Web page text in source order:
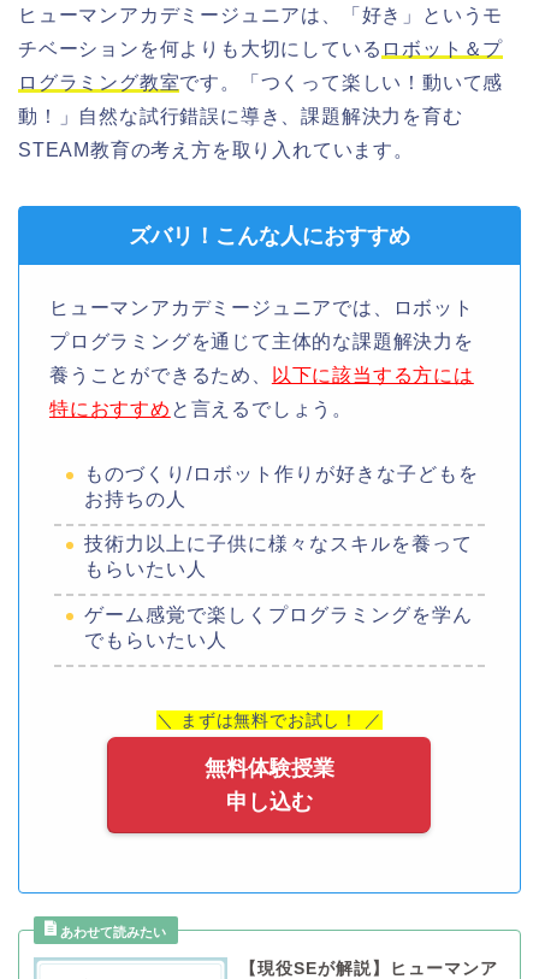
ヒューマンアカデミージュニアは、「好き」というモ
チベーションを何よりも大切にしている ロボット＆プ
ログラミング教室です。「つくって楽しい！動いて感
動！」自然な試行錯誤に導き、課題解決力を育む
STEAM教育の考え方を取り入れています。
ズバリ！こんな人におすすめ
ヒューマンアカデミージュニアでは、ロボット
プログラミングを通じて主体的な課題解決力を
養うことができるため、
以下に該当する方には
特におすすめ と言えるでしょう。
ものづくり/ロボット作りが好きな子どもを
お持ちの人
技術力以上に子供に様々なスキルを養って
もらいたい人
ゲーム感覚で楽しくプログラミングを学ん
でもらいたい人
＼ まずは無料でお試し！ ／
無料体験授業
申し込む
【現役SEが解説】ヒューマンア